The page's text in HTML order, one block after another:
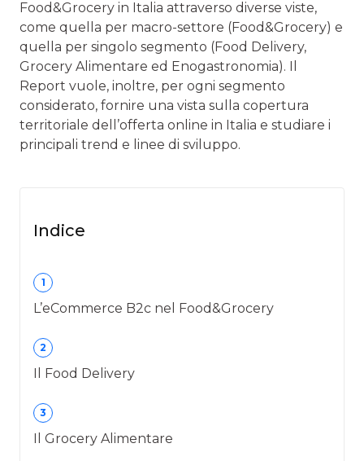
Food&Grocery in Italia attraverso diverse viste,
come quella per macro-settore (Food&Grocery) e
quella per singolo segmento (Food Delivery,
Grocery Alimentare ed Enogastronomia). Il
Report vuole, inoltre, per ogni segmento
considerato, fornire una vista sulla copertura
territoriale dell’offerta online in Italia e studiare i
principali trend e linee di sviluppo.
Indice
1
L’eCommerce B2c nel Food&Grocery
2
Il Food Delivery
3
Il Grocery Alimentare